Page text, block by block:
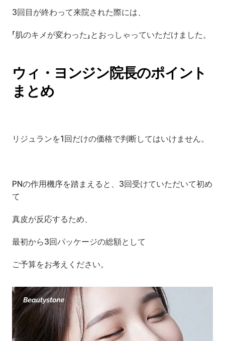
3回目が終わって来院された際には、
「肌のキメが変わった」とおっしゃっていただけました。
ウィ・ヨンジン院長のポイント
まとめ
リジュランを1回だけの価格で判断してはいけません。
PNの作用機序を踏まえると、3回受けていただいて初め
て
真皮が反応するため、
最初から3回パッケージの総額として
ご予算をお考えください。